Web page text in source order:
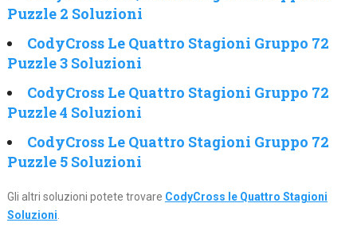
Puzzle 2 Soluzioni
CodyCross Le Quattro Stagioni Gruppo 72
Puzzle 3 Soluzioni
CodyCross Le Quattro Stagioni Gruppo 72
Puzzle 4 Soluzioni
CodyCross Le Quattro Stagioni Gruppo 72
Puzzle 5 Soluzioni
Gli altri soluzioni potete trovare CodyCross le Quattro Stagioni
Soluzioni.